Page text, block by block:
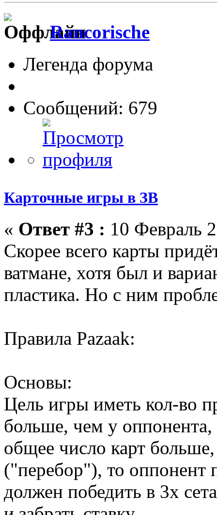
Rancorische
Легенда форума
Сообщений: 679
Карточные игры в ЗВ
« Ответ #3 : 10 Февраль
Скорее всего карты
ватмане, хотя был и
пластика. Но с ним
Правила Pazaak:
Основы:
Цель игры иметь кол-во
больше, чем у
общее число карт
("перебор"), то оппонент
должен победить в 3х